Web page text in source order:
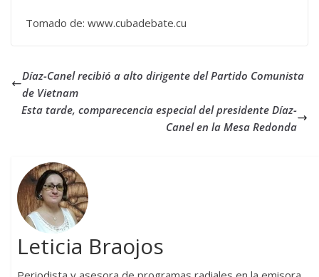
Tomado de: www.cubadebate.cu
Díaz-Canel recibió a alto dirigente del Partido Comunista
de Vietnam
Esta tarde, comparecencia especial del presidente Díaz-
Canel en la Mesa Redonda
Leticia Braojos